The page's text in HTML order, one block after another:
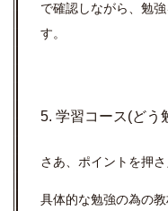
で確認しながら、勉
す。
5. 学習コース(どう
さあ、ポイントを押
具体的な勉強の為の